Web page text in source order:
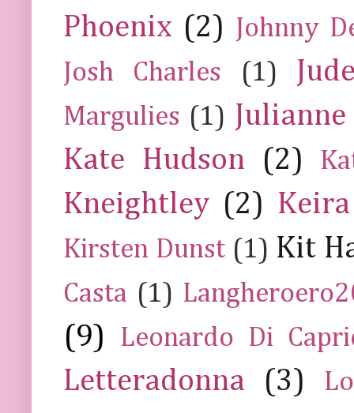
Phoenix (2) Johnny
Josh Charles
(1)
Margulies (1)
Kate Hudson
(2)
Kneightley (2)
Kirsten Dunst (1) Kit
Casta (1)
(9) Leonardo Di
Letteradonna (3)